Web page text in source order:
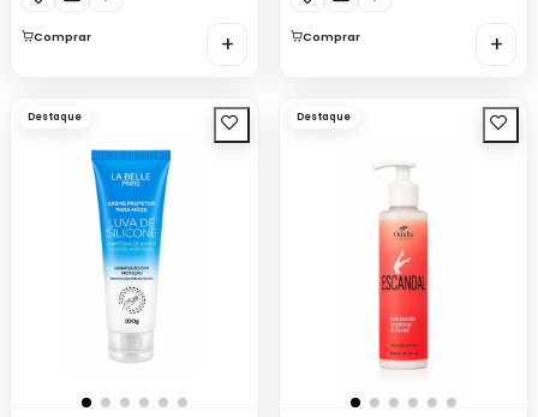
Comprar + Comprar +
Destaque Destaque